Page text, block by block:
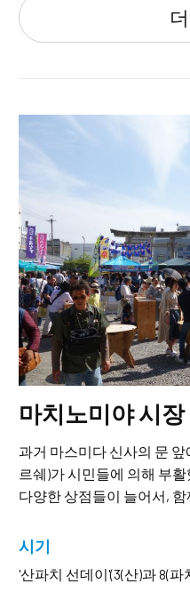
마치노미야 시장
과거 마스미다 신사의 문
르쉐)가 시민들에 의해 부
다양한 상점들이 늘어서, 함
시기
'산파치 선데이'(3(산)과 8(